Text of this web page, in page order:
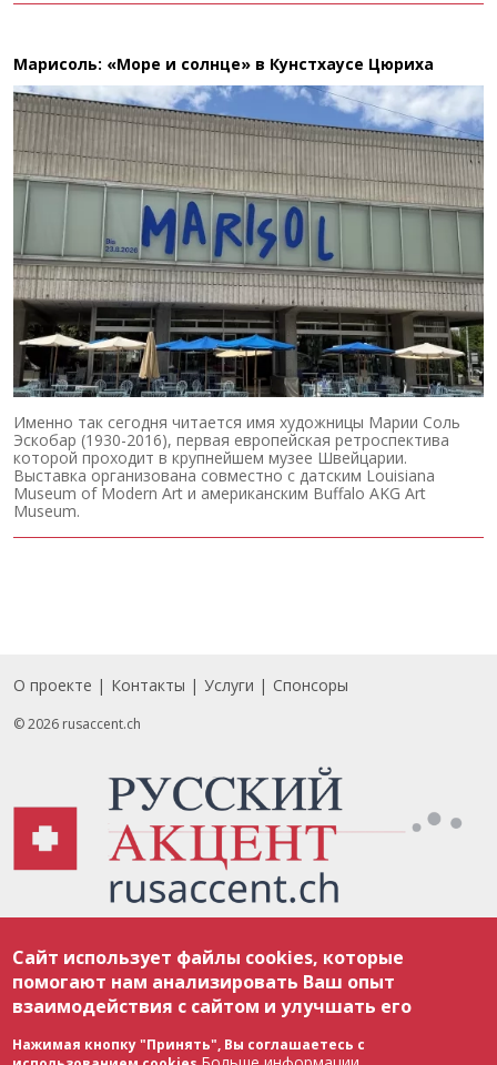
Марисоль: «Море и солнце» в Кунстхаусе Цюриха
Именно так сегодня читается имя художницы Марии Соль
Эскобар (1930-2016), первая европейская ретроспектива
которой проходит в крупнейшем музее Швейцарии.
Выставка организована совместно с датским Louisiana
Museum of Modern Art и американским Buffalo AKG Art
Museum.
Footer
О проекте Контакты Услуги Спонсоры
© 2026 rusaccent.ch
соответствии с законодательством Швейцарии об авторском праве и
международными соглашениями. Полное или частичное использование
материалов возможно только с разрешения редакции. В случае полного
или частичного воспроизведения материалов сайта rusaccent.ch,
ОБЯЗАТЕЛЬНА АКТИВНАЯ ГИПЕРССЫЛКА на конкретный заимствованный
текст. Фотоизображения, размещенные редакцией rusaccent.ch, являются
ее исключительной собственностью. Полное или частичное
Сайт использует файлы cookies, которые
помогают нам анализировать Ваш опыт
взаимодействия с сайтом и улучшать его
Нажимая кнопку "Принять", Вы соглашаетесь с